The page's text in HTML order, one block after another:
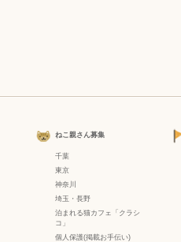
ねこ親さん募集
千葉
東京
神奈川
埼玉・長野
泊まれる猫カフェ「クラシ
コ」
個人保護(掲載お手伝い)